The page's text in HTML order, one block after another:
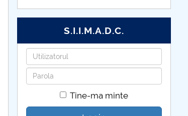
S.I.I.M.A.D.C.
Utilizatorul
Parola
Tine-ma minte